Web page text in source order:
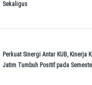
Sekaligus
Perkuat Sinergi Antar KUB, Kinerja
Jatim Tumbuh Positif pada